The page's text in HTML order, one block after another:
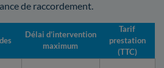
de raccordement.
Délai d’intervention
maximum
Tarif
prestation
(TTC)